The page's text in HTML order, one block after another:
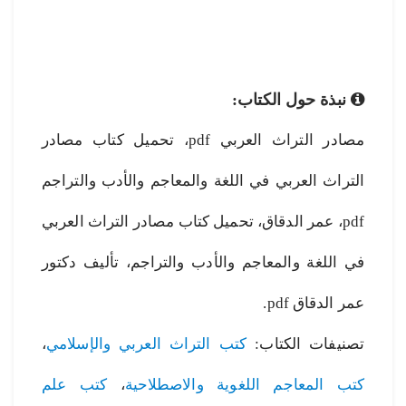
نبذة حول الكتاب:
مصادر التراث العربي pdf، تحميل كتاب مصادر
التراث العربي في اللغة والمعاجم والأدب والتراجم
pdf، عمر الدقاق، تحميل كتاب مصادر التراث العربي
في اللغة والمعاجم والأدب والتراجم، تأليف دكتور
عمر الدقاق pdf.
تصنيفات الكتاب: كتب التراث العربي والإسلامي،
كتب المعاجم اللغوية والاصطلاحية، كتب علم